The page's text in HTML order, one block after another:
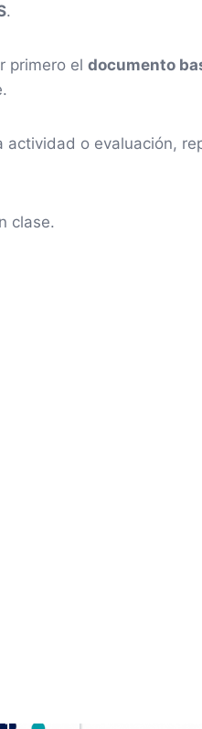
.
primero el documento
o evaluación,
clase.